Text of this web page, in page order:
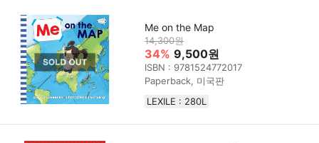
Me on the Map
14,300원
34% 9,500원
ISBN : 9781524772017
Paperback, 미국판
LEXILE : 280L